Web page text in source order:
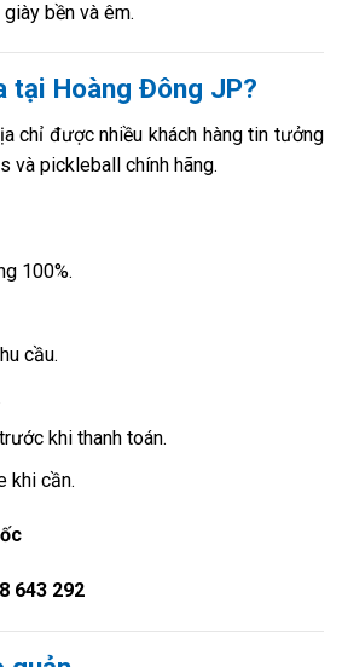
bền và êm.
tại Hoàng Đông JP?
chỉ được nhiều khách hàng tin tưởng
và pickleball chính hãng.
100%.
cầu.
khi thanh toán.
khi cần.
643 292